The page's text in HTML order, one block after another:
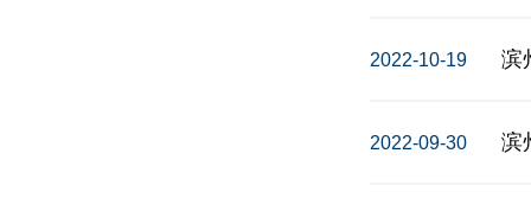
2022-10-19 滨
2022-09-30